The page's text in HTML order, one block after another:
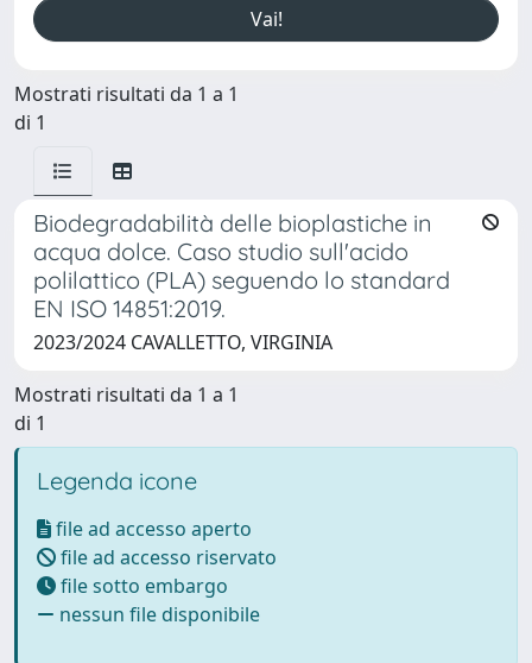
Mostrati risultati da 1 a 1
di 1
Biodegradabilità delle bioplastiche in
acqua dolce. Caso studio sull'acido
polilattico (PLA) seguendo lo standard
EN ISO 14851:2019.
2023/2024 CAVALLETTO, VIRGINIA
Mostrati risultati da 1 a 1
di 1
Legenda icone
file ad accesso aperto
file ad accesso riservato
file sotto embargo
nessun file disponibile